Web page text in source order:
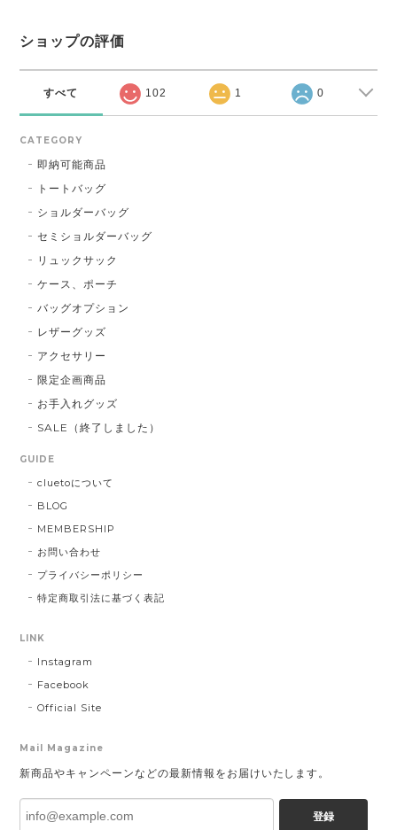
ショップの評価
すべて 102 1 0
CATEGORY
即納可能商品
トートバッグ
ショルダーバッグ
セミショルダーバッグ
リュックサック
ケース、ポーチ
バッグオプション
レザーグッズ
アクセサリー
限定企画商品
お手入れグッズ
SALE（終了しました）
GUIDE
cluetoについて
BLOG
MEMBERSHIP
お問い合わせ
プライバシーポリシー
特定商取引法に基づく表記
LINK
Instagram
Facebook
Official Site
Mail Magazine
新商品やキャンペーンなどの最新情報をお届けいたします。
登録